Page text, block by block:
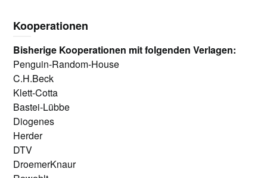
Kooperationen
Bisherige Kooperationen mit folgenden Verlagen:
Penguin-Random-House
C.H.Beck
Klett-Cotta
Bastei-Lübbe
Diogenes
Herder
DTV
DroemerKnaur